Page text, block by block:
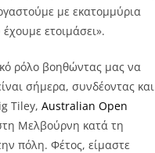
με εκατομμύρια
ετοιμάσει».
ρόλο βοηθώντας μας να
σήμερα, συνδέοντας και
Tiley, Australian Open
Μελβούρνη κατά τη
πόλη. Φέτος, είμαστε